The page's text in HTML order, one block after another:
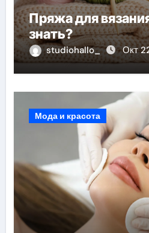
Пряжа для
знать?
studiohallo_ Окт
Мода и красота